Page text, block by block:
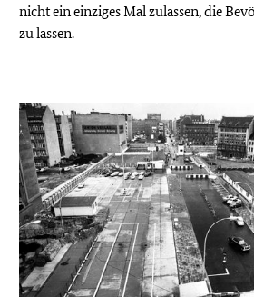
nicht ein einziges Mal zulassen, die
zu lassen.